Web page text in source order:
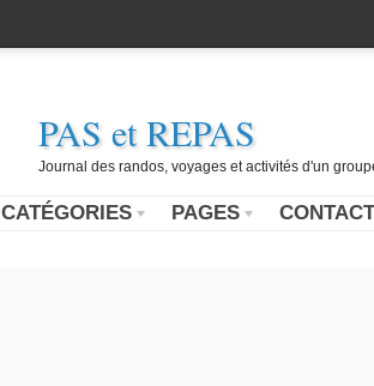
PAS et REPAS
Journal des randos, voyages et activités d'un
CATÉGORIES PAGES CONTACT